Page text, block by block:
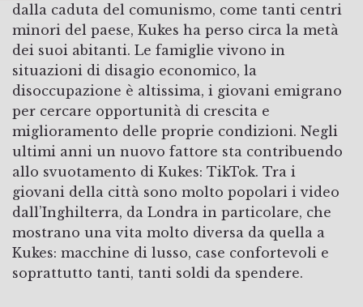
dalla caduta del comunismo, come tanti centri
minori del paese, Kukes ha perso circa la metà
dei suoi abitanti. Le famiglie vivono in
situazioni di disagio economico, la
disoccupazione è altissima, i giovani emigrano
per cercare opportunità di crescita e
miglioramento delle proprie condizioni. Negli
ultimi anni un nuovo fattore sta contribuendo
allo svuotamento di Kukes: TikTok. Tra i
giovani della città sono molto popolari i video
dall’Inghilterra, da Londra in particolare, che
mostrano una vita molto diversa da quella a
Kukes: macchine di lusso, case confortevoli e
soprattutto tanti, tanti soldi da spendere.